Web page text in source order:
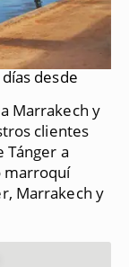
desde
Marrakech y
clientes
Tánger a
marroquí
Marrakech y